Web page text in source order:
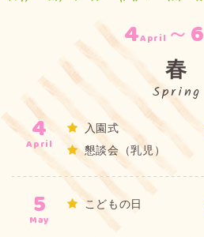
4April ～6
春
Spring
4
April
入園式
懇談会（乳児）
5
May
こどもの日